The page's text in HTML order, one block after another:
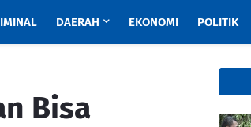
DAERAH EKONOMI POLITIK
Bisa